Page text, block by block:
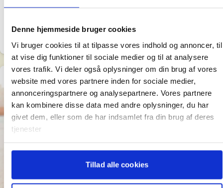
Denne hjemmeside bruger cookies
Vi bruger cookies til at tilpasse vores indhold og annoncer, til
at vise dig funktioner til sociale medier og til at analysere
vores trafik. Vi deler også oplysninger om din brug af vores
website med vores partnere inden for sociale medier,
annonceringspartnere og analysepartnere. Vores partnere
kan kombinere disse data med andre oplysninger, du har
givet dem, eller som de har indsamlet fra din brug af deres
tjenester
Tillad alle cookies
med afstikkere ind i en for dem - indtil da - ukendt
advarer på det kraftigste andre fra at begive sig derud.
Matilde Hansen
9 min. læsetid